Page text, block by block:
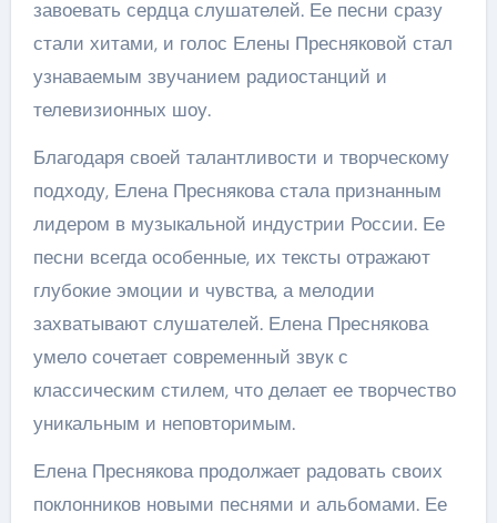
завоевать сердца слушателей. Ее песни сразу
стали хитами, и голос Елены Пресняковой стал
узнаваемым звучанием радиостанций и
телевизионных шоу.
Благодаря своей талантливости и творческому
подходу, Елена Преснякова стала признанным
лидером в музыкальной индустрии России. Ее
песни всегда особенные, их тексты отражают
глубокие эмоции и чувства, а мелодии
захватывают слушателей. Елена Преснякова
умело сочетает современный звук с
классическим стилем, что делает ее творчество
уникальным и неповторимым.
Елена Преснякова продолжает радовать своих
поклонников новыми песнями и альбомами. Ее